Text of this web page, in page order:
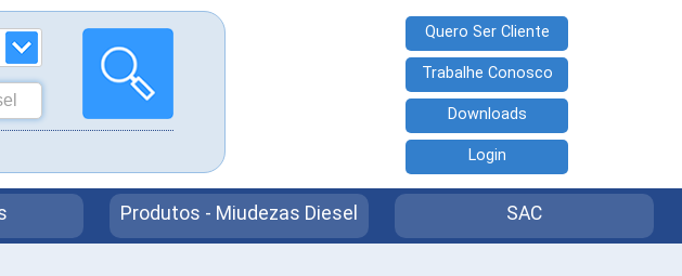
Quero Ser Cliente
Trabalhe Conosco
Downloads
Login
Produtos - Miudezas Diesel SAC